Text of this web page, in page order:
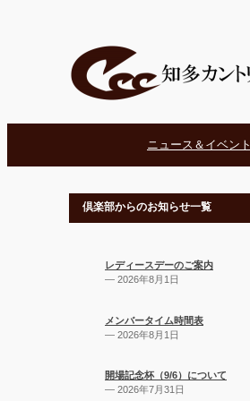
ニュース＆イベント
倶楽部からのお知らせ一覧
レディースデーのご案内
— 2026年8月1日
メンバータイム時間表
— 2026年8月1日
開場記念杯（9/6）について
— 2026年7月31日